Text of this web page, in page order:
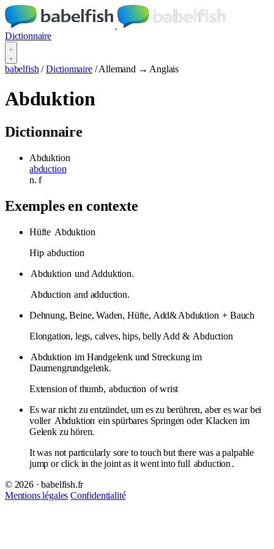
Dictionnaire
babelfish / Dictionnaire / Allemand → Anglais
Abduktion
Dictionnaire
Abduktion
abduction
n.f
Exemples en contexte
Hüfte Abduktion
Hip abduction
Abduktion und Adduktion.
Abduction and adduction.
Dehnung, Beine, Waden, Hüfte, Add&Abduktion + Bauch
Elongation, legs, calves, hips, belly Add & Abduction
Abduktion im Handgelenk und Streckung im
Daumengrundgelenk.
Extension of thumb, abduction of wrist
Es war nicht zu entzündet, um es zu berühren, aber es war bei
voller Abduktion ein spürbares Springen oder Klacken im
Gelenk zu hören.
It was not particularly sore to touch but there was a palpable
jump or click in the joint as it went into full abduction .
© 2026 · babelfish.fr
Mentions légales Confidentialité